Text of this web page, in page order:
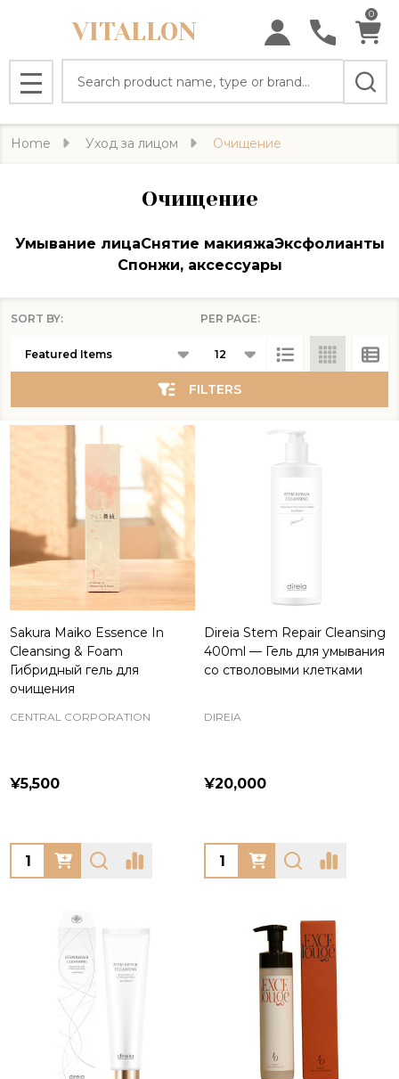
VITALLON
0
MENU
Home Уход за лицом Очищение
Очищение
Умывание лицаСнятие макияжаЭксфолианты
Спонжи, аксессуары
List
SORT BY: PER PAGE:
FILTERS
Sakura Maiko Essence In
Cleansing & Foam
Гибридный гель для
очищения
CENTRAL CORPORATION
¥5,500
Quantity:
Direia Stem Repair Cleansing
400ml — Гель для умывания
со стволовыми клетками
DIREIA
¥20,000
Quantity: